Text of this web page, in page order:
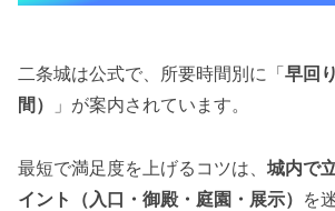
二条城は公式で、所要時間別に「早回
間）
」が案内されています。
最短で満足度を上げるコツは、 城内で
イント（入口・御殿・庭園・展示） を